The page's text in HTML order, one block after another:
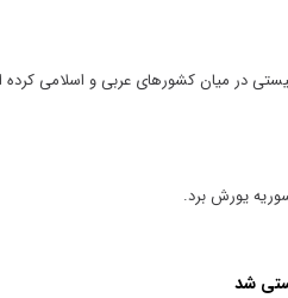
در میان کشورهای عربی و اسلامی
یورش برد.
شد